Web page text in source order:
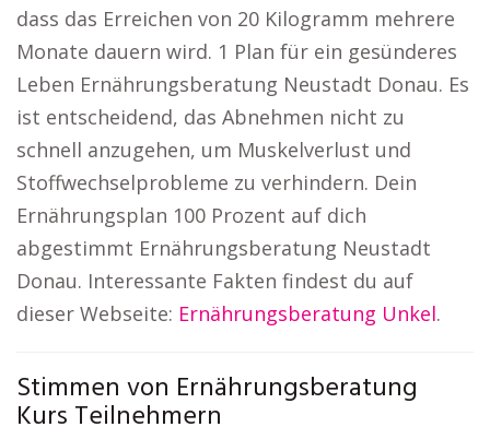
dass das Erreichen von 20 Kilogramm mehrere
Monate dauern wird. 1 Plan für ein gesünderes
Leben Ernährungsberatung Neustadt Donau. Es
ist entscheidend, das Abnehmen nicht zu
schnell anzugehen, um Muskelverlust und
Stoffwechselprobleme zu verhindern. Dein
Ernährungsplan 100 Prozent auf dich
abgestimmt Ernährungsberatung Neustadt
Donau. Interessante Fakten findest du auf
dieser Webseite: Ernährungsberatung Unkel.
Stimmen von Ernährungsberatung
Kurs Teilnehmern